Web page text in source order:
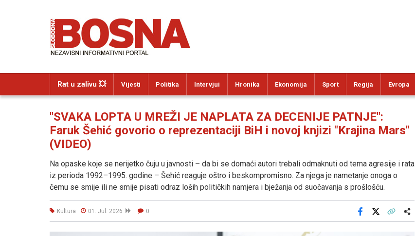
Rat u zalivu 💥 Vijesti Politika Intervjui Hronika Ekonomija Sport Regija Evropa
"SVAKA LOPTA U MREŽI JE NAPLATA ZA DECENIJE PATNJE":
Faruk Šehić govorio o reprezentaciji BiH i novoj knjizi "Krajina Mars"
(VIDEO)
Na opaske koje se nerijetko čuju u javnosti – da bi se domaći autori trebali odmaknuti od tema agresije i rata
iz perioda 1992–1995. godine – Šehić reaguje oštro i beskompromisno. Za njega je nametanje onoga o
čemu se smije ili ne smije pisati odraz loših političkih namjera i bježanja od suočavanja s prošlošću.
Kultura 01. Jul. 2026 0
Facebook